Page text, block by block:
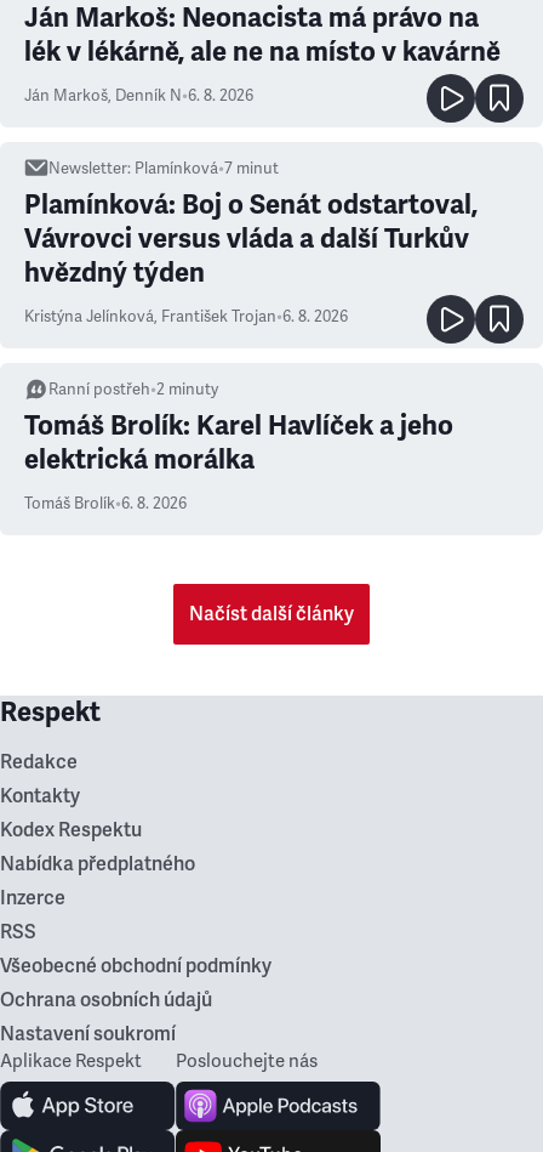
Ján Markoš: Neonacista má právo na
lék v lékárně, ale ne na místo v kavárně
Ján Markoš, Denník N•6. 8. 2026
Newsletter: Plamínková•7 minut
Plamínková: Boj o Senát odstartoval,
Vávrovci versus vláda a další Turkův
hvězdný týden
Kristýna Jelínková, František Trojan•6. 8. 2026
Ranní postřeh•2 minuty
Tomáš Brolík: Karel Havlíček a jeho
elektrická morálka
Tomáš Brolík•6. 8. 2026
Načíst další články
Respekt
Redakce
Kontakty
Kodex Respektu
Nabídka předplatného
Inzerce
RSS
Všeobecné obchodní podmínky
Ochrana osobních údajů
Nastavení soukromí
Aplikace Respekt Poslouchejte nás